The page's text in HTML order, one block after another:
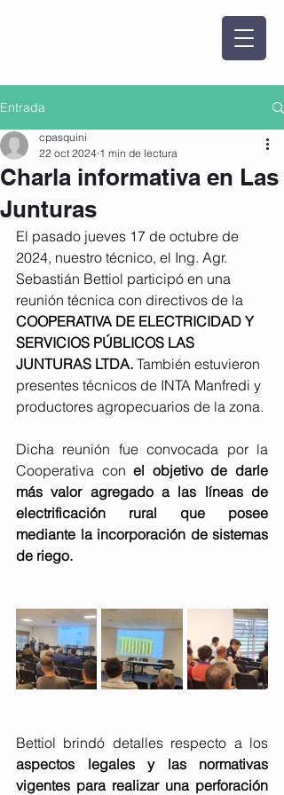
Entrada
Charla informativa en Las
Junturas
cpasquini
22 oct 2024 1 min de lectura
El pasado jueves 17 de octubre de
2024, nuestro técnico, el Ing. Agr.
Sebastián Bettiol participó en una
reunión técnica con directivos de la
COOPERATIVA DE ELECTRICIDAD Y
SERVICIOS PÚBLICOS LAS
JUNTURAS LTDA. También estuvieron
presentes técnicos de INTA Manfredi y
productores agropecuarios de la zona.
Dicha reunión fue convocada por la
Cooperativa con el objetivo de darle
más valor agregado a las líneas de
electrificación rural que posee
mediante la incorporación de sistemas
de riego.
aspectos legales y las normativas
vigentes para realizar una perforación